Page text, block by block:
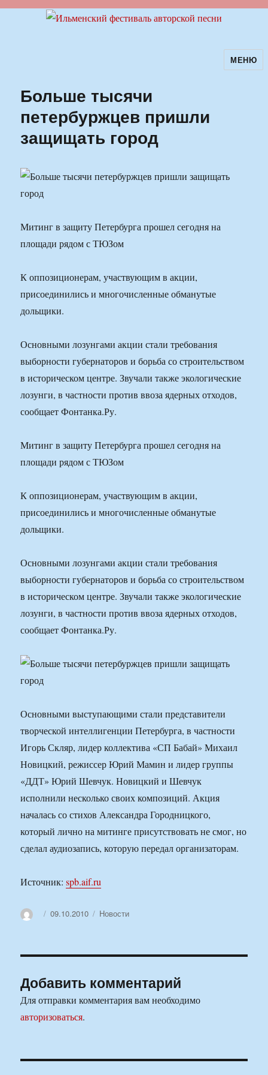
Ильменский фестиваль авторскойМЕНЮ
Больше тысячи
петербуржцев пришли
защищать город
Митинг в защиту Петербурга прошел сегодня на
площади рядом с ТЮЗом
К оппозиционерам, участвующим в акции,
присоединились и многочисленные обманутые
дольщики.
Основными лозунгами акции стали требования
выборности губернаторов и борьба со строительством
в историческом центре. Звучали также экологические
лозунги, в частности против ввоза ядерных отходов,
сообщает Фонтанка.Ру.
Митинг в защиту Петербурга прошел сегодня на
площади рядом с ТЮЗом
К оппозиционерам, участвующим в акции,
присоединились и многочисленные обманутые
дольщики.
Основными лозунгами акции стали требования
выборности губернаторов и борьба со строительством
в историческом центре. Звучали также экологические
лозунги, в частности против ввоза ядерных отходов,
сообщает Фонтанка.Ру.
Основными выступающими стали представители
творческой интеллигенции Петербурга, в частности
Игорь Скляр, лидер коллектива «СП Бабай» Михаил
Новицкий, режиссер Юрий Мамин и лидер группы
«ДДТ» Юрий Шевчук. Новицкий и Шевчук
исполнили несколько своих композиций. Акция
началась со стихов Александра Городницкого,
который лично на митинге присутствовать не смог, но
сделал аудиозапись, которую передал организаторам.
Источник:spb.aif.ru
АвторОпубликовано
09.10.2010 Рубрики
Новости
Добавить комментарий
Для отправки комментария вам необходимо
авторизоваться.